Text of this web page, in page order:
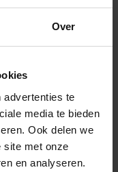
Over
advertenties te
media te bieden
Ook delen we
site met onze
en analyseren.